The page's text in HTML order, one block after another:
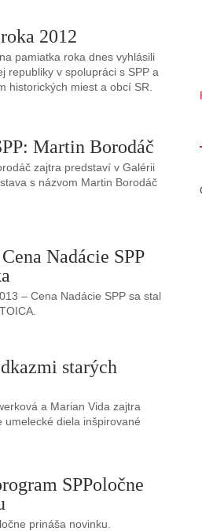
2012
pamiatka roka dnes vyhlásili
republiky v spolupráci s SPP a
historických miest a obcí SR.
Martin Borodáč
zajtra predstaví v Galérii
s názvom Martin Borodáč
Nadácie SPP
– Cena Nadácie SPP sa stal
starých
a Marian Vida zajtra
umelecké diela inšpirované
SPPoločne
prináša novinku.